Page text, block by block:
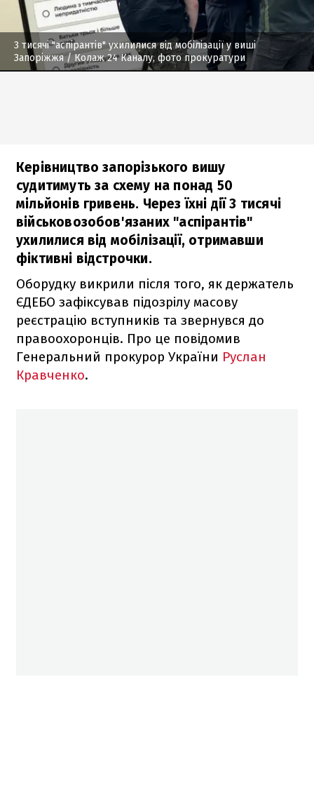
3 тисячі "аспірантів" ухилилися від мобілізації у виші
Запоріжжя/ Колаж 24 Каналу, фото прокуратури
Керівництво запорізького вишу
судитимуть за схему на понад 50
мільйонів гривень. Через їхні дії 3 тисячі
військовозобов'язаних "аспірантів"
ухилилися від мобілізації, отримавши
фіктивні відстрочки.
Оборудку викрили після того, як держатель
ЄДЕБО зафіксував підозрілу масову
реєстрацію вступників та звернувся до
правоохоронців. Про це повідомив
Генеральний прокурор України Руслан
Кравченко.